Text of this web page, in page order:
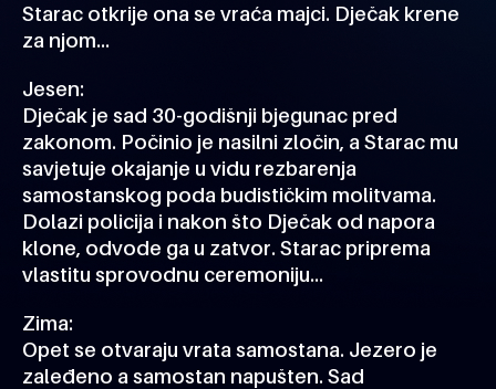
Starac otkrije ona se vraća majci. Dječak krene
za njom…
Jesen:
Dječak je sad 30-godišnji bjegunac pred
zakonom. Počinio je nasilni zločin, a Starac mu
savjetuje okajanje u vidu rezbarenja
samostanskog poda budističkim molitvama.
Dolazi policija i nakon što Dječak od napora
klone, odvode ga u zatvor. Starac priprema
vlastitu sprovodnu ceremoniju…
Zima:
Opet se otvaraju vrata samostana. Jezero je
zaleđeno a samostan napušten. Sad